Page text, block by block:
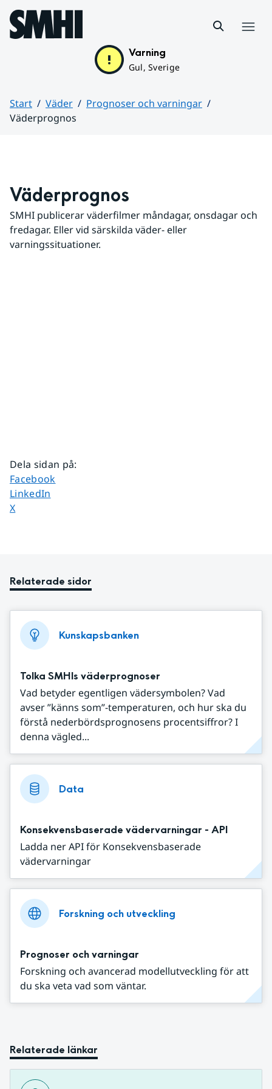
Hoppa till sidans innehåll
Varning
Gul, Sverige
Start Väder
Prognoser och varningar
Väderprognos
Väderprognos
SMHI publicerar väderfilmer måndagar, onsdagar och
fredagar. Eller vid särskilda väder- eller
varningssituationer.
Dela sidan på:
Dela sidan på
Facebook
Dela sidan på
LinkedIn
Dela sidan på
X
Relaterade sidor
Kunskapsbanken
Tolka SMHIs väderprognoser
Vad betyder egentligen vädersymbolen? Vad
avser ”känns som”-temperaturen, och hur ska du
förstå nederbördsprognosens procentsiffror? I
denna vägled...
Data
Konsekvensbaserade vädervarningar - API
Ladda ner API för Konsekvensbaserade
vädervarningar
Forskning och utveckling
Prognoser och varningar
Forskning och avancerad modellutveckling för att
du ska veta vad som väntar.
Relaterade länkar